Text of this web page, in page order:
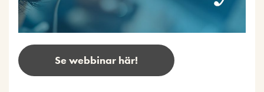
Se webbinar här!